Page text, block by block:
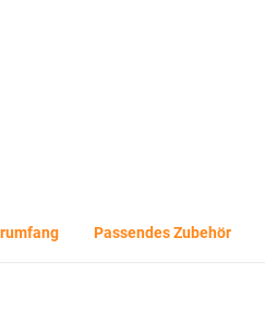
Passendes Zubehör